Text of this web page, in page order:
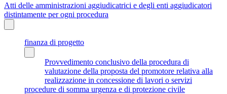
Atti delle amministrazioni aggiudicatrici e degli enti aggiudicatori
distintamente per ogni procedura
finanza di progetto
Provvedimento conclusivo della procedura di
valutazione della proposta del promotore relativa alla
realizzazione in concessione di lavori o servizi
procedure di somma urgenza e di protezione civile